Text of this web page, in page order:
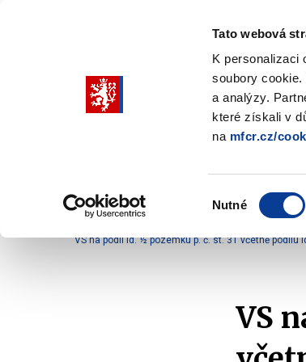
Tato webová
K personalizaci
soubory
a analýzy.
které získali v
na mfcr.cz/
Nutné
submenu
Základní
VS na podíl id. ½ pozemku p. č. st. 31 včetně podílu
VS